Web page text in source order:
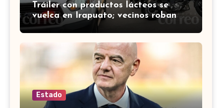
Tráiler con productos lácteos se
vuelca en Irapuato; vecinos roban
carga en lugar de auxiliar a heridos
Estado